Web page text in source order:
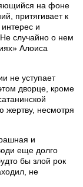
на фоне
притягивает к
и
случайно о нем
Алоиса
не уступает
дворце, кроме
жертву, несмотря
и
еще долго
бы злой рок
не